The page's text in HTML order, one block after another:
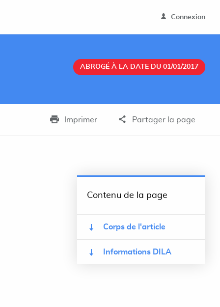
Connexion
ABROGÉ À LA DATE DU 01/01/2017
Imprimer Partager la page
Contenu de la page
Corps de l'article
Informations DILA